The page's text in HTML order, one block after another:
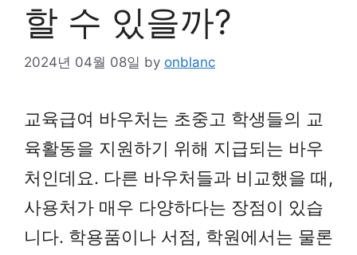
할 수 있을까?
2024년 04월 08일 by onblanc
교육급여 바우처는 초중고 학생들의 교
육활동을 지원하기 위해 지급되는 바우
처인데요. 다른 바우처들과 비교했을 때,
사용처가 매우 다양하다는 장점이 있습
니다. 학용품이나 서점, 학원에서는 물론